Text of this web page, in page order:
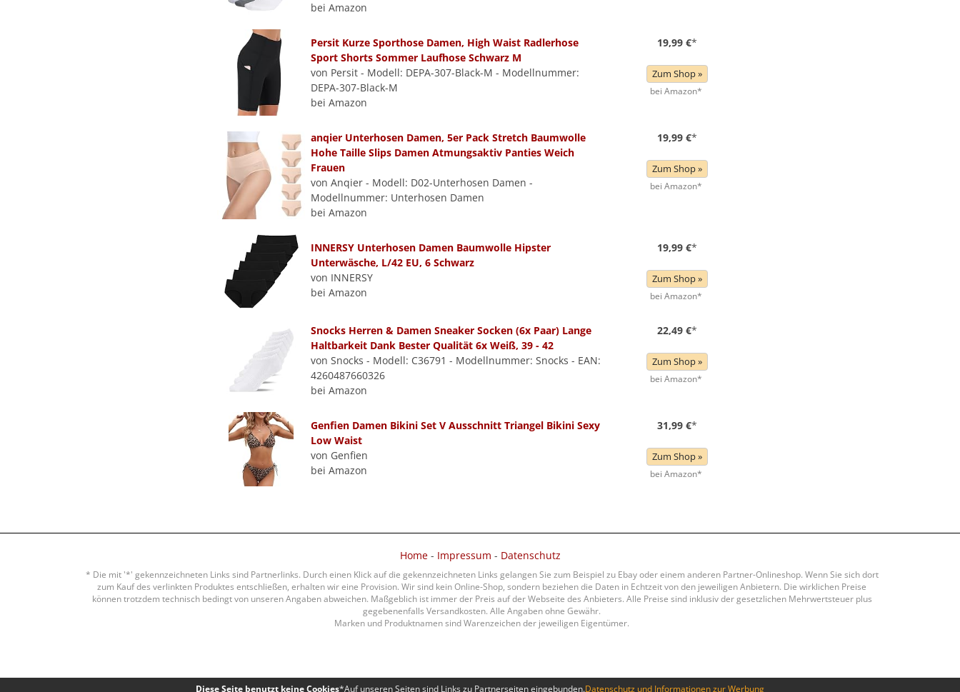
bei Amazon
Persit Kurze Sporthose Damen, High Waist Radlerhose
Sport Shorts Sommer Laufhose Schwarz M
von Persit - Modell: DEPA-307-Black-M - Modellnummer:
DEPA-307-Black-M
bei Amazon
19,99 €*
Zum Shop »
bei Amazon*
anqier Unterhosen Damen, 5er Pack Stretch Baumwolle
Hohe Taille Slips Damen Atmungsaktiv Panties Weich
Frauen
von Anqier - Modell: D02-Unterhosen Damen -
Modellnummer: Unterhosen Damen
bei Amazon
19,99 €*
Zum Shop »
bei Amazon*
INNERSY Unterhosen Damen Baumwolle Hipster
Unterwäsche, L/42 EU, 6 Schwarz
von INNERSY
bei Amazon
19,99 €*
Zum Shop »
bei Amazon*
Snocks Herren & Damen Sneaker Socken (6x Paar) Lange
Haltbarkeit Dank Bester Qualität 6x Weiß, 39 - 42
von Snocks - Modell: C36791 - Modellnummer: Snocks - EAN:
4260487660326
bei Amazon
22,49 €*
Zum Shop »
bei Amazon*
Genfien Damen Bikini Set V Ausschnitt Triangel Bikini Sexy
Low Waist
von Genfien
bei Amazon
31,99 €*
Zum Shop »
bei Amazon*
Home- Impressum - Datenschutz
* Die mit '*' gekennzeichneten Links sind Partnerlinks. Durch einen Klick auf die gekennzeichneten Links gelangen Sie zum Beispiel zu Ebay oder einem anderen Partner-Onlineshop. Wenn Sie sich dort
zum Kauf des verlinkten Produktes entschließen, erhalten wir eine Provision. Wir sind kein Online-Shop, sondern beziehen die Daten in Echtzeit von den jeweiligen Anbietern. Die wirklichen Preise
können trotzdem technisch bedingt von unseren Angaben abweichen. Maßgeblich ist immer der Preis auf der Webseite des Anbieters. Alle Preise sind inklusiv der gesetzlichen Mehrwertsteuer plus
gegebenenfalls Versandkosten. Alle Angaben ohne Gewähr.
Marken und Produktnamen sind Warenzeichen der jeweiligen Eigentümer.
Diese Seite benutzt keine Cookies*Auf unseren Seiten sind Links zu Partnerseiten eingebunden.Datenschutz und Informationen zur Werbung